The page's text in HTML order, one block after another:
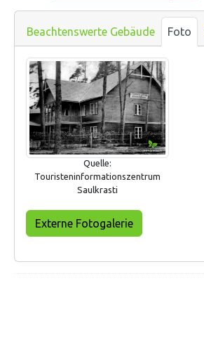
Beachtenswerte Gebäude Foto
Quelle:
Touristeninformationszentrum
Saulkrasti
Externe Fotogalerie